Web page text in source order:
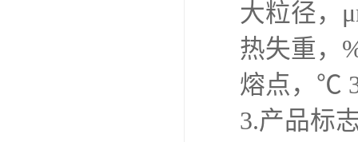
大粒径
热失重，
熔点，℃
3.产品标